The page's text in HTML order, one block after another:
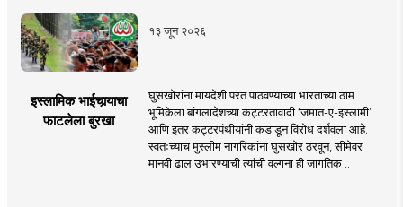
१३ जून २०२६
इस्लामिक भाईचार्‍याचा
फाटलेला बुरखा
घुसखोरांना मायदेशी परत पाठवण्याच्या भारताच्या ठाम
भूमिकेला बांगलादेशच्या कट्टरतावादी ‘जमात-ए-इस्लामी’
आणि इतर कट्टरपंथीयांनी कडाडून विरोध दर्शवला आहे.
स्वतःच्याच मुस्लीम नागरिकांना घुसखोर ठरवून, सीमेवर
मानवी ढाल उभारण्याची त्यांची वल्गना ही जागतिक ..